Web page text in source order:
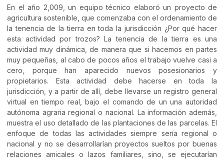
En el año 2,009, un equipo técnico elaboró un proyecto de
agricultura sostenible, que comenzaba con el ordenamiento de
la tenencia de la tierra en toda la jurisdicción ¿Por qué hacer
esta actividad por trozos? La tenencia de la tierra es una
actividad muy dinámica, de manera que si hacemos en partes
muy pequeñas, al cabo de pocos años el trabajo vuelve casi a
cero, porque han aparecido nuevos posesionarios y
propietarios. Esta actividad debe hacerse en toda la
jurisdicción, y a partir de allí, debe llevarse un registro general
virtual en tiempo real, bajo el comando de un una autoridad
autónoma agraria regional o nacional. La información además,
muestra el uso detallado de las plantaciones de las parcelas. El
enfoque de todas las actividades siempre sería regional o
nacional y no se desarrollarían proyectos sueltos por buenas
relaciones amicales o lazos familiares, sino, se ejecutarían